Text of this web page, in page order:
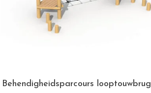
Behendigheidsparcours looptouwbrug